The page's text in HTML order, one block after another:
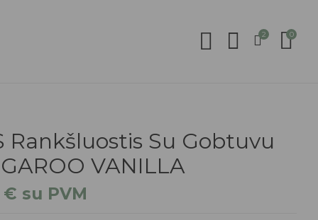
2 0
Rankšluostis Su Gobtuvu
VANILLA
€ su PVM